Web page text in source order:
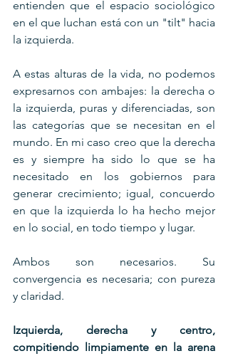
entienden que el espacio sociológico
en el que luchan está con un "tilt" hacia
la izquierda.
A estas alturas de la vida, no podemos
expresarnos con ambajes: la derecha o
la izquierda, puras y diferenciadas, son
las categorías que se necesitan en el
mundo. En mi caso creo que la derecha
es y siempre ha sido lo que se ha
necesitado en los gobiernos para
generar crecimiento; igual, concuerdo
en que la izquierda lo ha hecho mejor
en lo social, en todo tiempo y lugar.
Ambos son necesarios. Su
convergencia es necesaria; con pureza
y claridad.
Izquierda, derecha y centro,
compitiendo limpiamente en la arena